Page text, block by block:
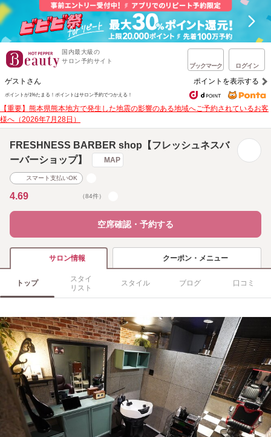
国内最大級の
サロン予約サイト
ブックマーク ログイン
ゲストさん ポイントを表示する
ポイントが1%たまる！ ポイントはサロン予約でつかえる！
【重要】熊本県熊本地方で発生した地震の影響のある地域へご予約されているお客
様へ（2026年7月28日）
FRESHNESS BARBER shop【フレッシュネスバ
ーバーショップ】
MAP
スマート支払いOK
4.69 （84件）
空席確認・予約する
サロン情報 クーポン・メニュー
トップ
スタイ
リスト
スタイル ブログ 口コミ